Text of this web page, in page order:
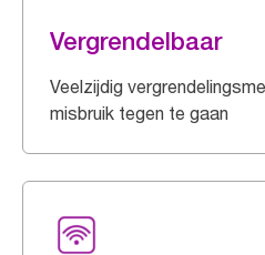
Vergrendelbaar
Veelzijdig
misbruik tegen te gaan